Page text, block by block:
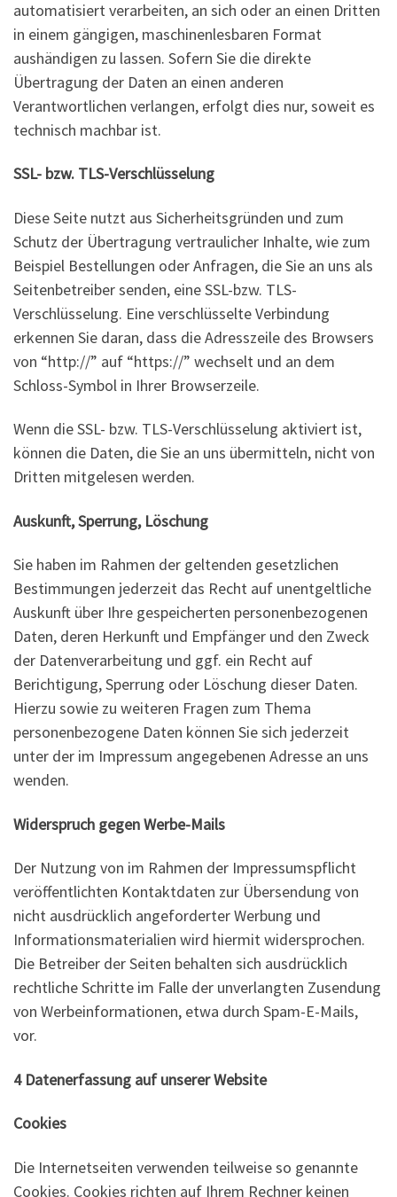
automatisiert verarbeiten, an sich oder an einen Dritten
in einem gängigen, maschinenlesbaren Format
aushändigen zu lassen. Sofern Sie die direkte
Übertragung der Daten an einen anderen
Verantwortlichen verlangen, erfolgt dies nur, soweit es
technisch machbar ist.
SSL- bzw. TLS-Verschlüsselung
Diese Seite nutzt aus Sicherheitsgründen und zum
Schutz der Übertragung vertraulicher Inhalte, wie zum
Beispiel Bestellungen oder Anfragen, die Sie an uns als
Seitenbetreiber senden, eine SSL-bzw. TLS-
Verschlüsselung. Eine verschlüsselte Verbindung
erkennen Sie daran, dass die Adresszeile des Browsers
von “http://” auf “https://” wechselt und an dem
Schloss-Symbol in Ihrer Browserzeile.
Wenn die SSL- bzw. TLS-Verschlüsselung aktiviert ist,
können die Daten, die Sie an uns übermitteln, nicht von
Dritten mitgelesen werden.
Auskunft, Sperrung, Löschung
Sie haben im Rahmen der geltenden gesetzlichen
Bestimmungen jederzeit das Recht auf unentgeltliche
Auskunft über Ihre gespeicherten personenbezogenen
Daten, deren Herkunft und Empfänger und den Zweck
der Datenverarbeitung und ggf. ein Recht auf
Berichtigung, Sperrung oder Löschung dieser Daten.
Hierzu sowie zu weiteren Fragen zum Thema
personenbezogene Daten können Sie sich jederzeit
unter der im Impressum angegebenen Adresse an uns
wenden.
Widerspruch gegen Werbe-Mails
Der Nutzung von im Rahmen der Impressumspflicht
veröffentlichten Kontaktdaten zur Übersendung von
nicht ausdrücklich angeforderter Werbung und
Informationsmaterialien wird hiermit widersprochen.
Die Betreiber der Seiten behalten sich ausdrücklich
rechtliche Schritte im Falle der unverlangten Zusendung
von Werbeinformationen, etwa durch Spam-E-Mails,
vor.
4 Datenerfassung auf unserer Website
Cookies
Die Internetseiten verwenden teilweise so genannte
Cookies. Cookies richten auf Ihrem Rechner keinen